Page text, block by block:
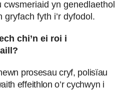
cwsmeriaid yn genedlaethol
fyth i’r dyfodol.
chi’n ei roi i
prosesau cryf, polisïau
effeithlon o’r cychwyn i